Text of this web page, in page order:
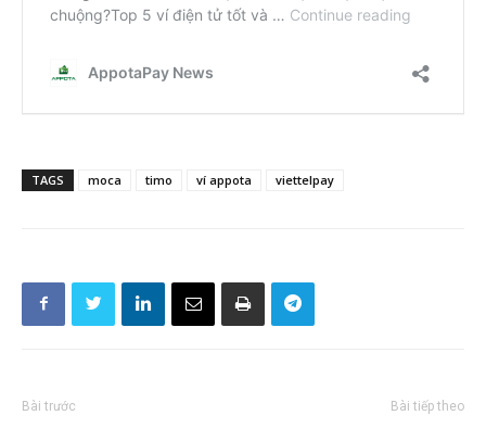
TAGS moca timo ví appota viettelpay
Bài trước Bài tiếp theo